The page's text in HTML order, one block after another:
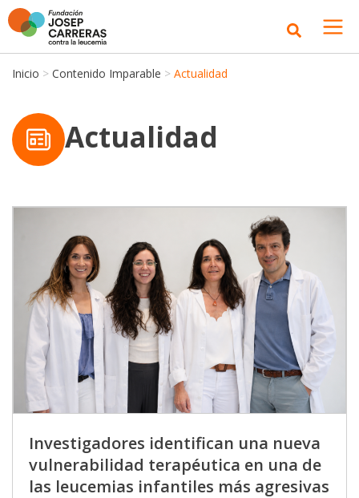
Inicio > Contenido Imparable > Actualidad
Actualidad
Investigadores identifican una nueva
vulnerabilidad terapéutica en una de
las leucemias infantiles más agresivas